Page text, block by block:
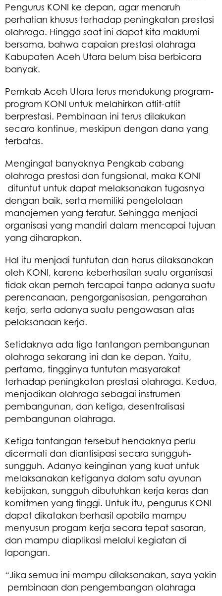
Pengurus KONI ke depan, agar menaruh
perhatian khusus terhadap peningkatan prestasi
olahraga. Hingga saat ini dapat kita maklumi
bersama, bahwa capaian prestasi olahraga
Kabupaten Aceh Utara belum bisa berbicara
banyak.
Pemkab Aceh Utara terus mendukung program-
program KONI untuk melahirkan atlit-atlit
berprestasi. Pembinaan ini terus dilakukan
secara kontinue, meskipun dengan dana yang
terbatas.
Mengingat banyaknya Pengkab cabang
olahraga prestasi dan fungsional, maka KONI
dituntut untuk dapat melaksanakan tugasnya
dengan baik, serta memiliki pengelolaan
manajemen yang teratur. Sehingga menjadi
organisasi yang mandiri dalam mencapai tujuan
yang diharapkan.
Hal itu menjadi tuntutan dan harus dilaksanakan
oleh KONI, karena keberhasilan suatu organisasi
tidak akan pernah tercapai tanpa adanya suatu
perencanaan, pengorganisasian, pengarahan
kerja, serta adanya suatu pengawasan atas
pelaksanaan kerja.
Setidaknya ada tiga tantangan pembangunan
olahraga sekarang ini dan ke depan. Yaitu,
pertama, tingginya tuntutan masyarakat
terhadap peningkatan prestasi olahraga. Kedua,
menjadikan olahraga sebagai instrumen
pembangunan, dan ketiga, desentralisasi
pembangunan olahraga.
Ketiga tantangan tersebut hendaknya perlu
dicermati dan diantisipasi secara sungguh-
sungguh. Adanya keinginan yang kuat untuk
melaksanakan ketiganya dalam satu ayunan
kebijakan, sungguh dibutuhkan kerja keras dan
komitmen yang tinggi. Untuk itu, pengurus KONI
dapat dikatakan berhasil apabila mampu
menyusun progam kerja secara tepat sasaran,
dan mampu diaplikasi melalui kegiatan di
lapangan.
“Jika semua ini mampu dilaksanakan, saya yakin
pembinaan dan pengembangan olahraga